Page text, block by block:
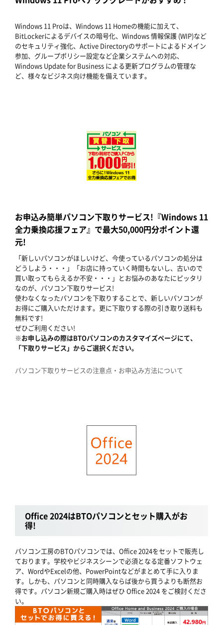
Windows 11 Proは、Windows 11 Homeの機能に加えて、
BitLockerによるデバイスの暗号化、Windows 情報保護 (WIP)など
のセキュリティ強化、Active Directoryのサポートによるドメイン
参加、グループポリシー設定など企業システムへの対応、
Windows Update for Business による更新プログラムの管理な
ど、様々なビジネス向け機能を備えています。
お申込み簡単パソコン下取りサービス!『Windows 11
全力乗換応援フェア』で最大50,000円分ポイント還
元!
「新しいパソコンがほしいけど、今使っているパソコンの処分は
どうしよう・・・」「お店に持っていく時間もないし、古いので
買い取ってもらえるか不安・・・」とお悩みのあなたにピッタリ
なのが、パソコン下取りサービス!
使わなくなったパソコンを下取りすることで、新しいパソコンが
お得にご購入いただけます。更に下取りする際の引き取り送料も
無料です!
ぜひご利用ください!
※お申し込みの際はBTOパソコンのカスタマイズページにて、
「下取りサービス」からご選択ください。
パソコン下取りサービスの注意点・お申込み方法について
Office 2024はBTOパソコンとセット購入がお
得!
パソコン工房のBTOパソコンでは、Office 2024をセットで販売し
ております。学校やビジネスシーンで必須となる定番ソフトウェ
ア、WordやExcelの他、PowerPointなどがまとめて手に入りま
す。しかも、パソコンと同時購入ならば後から買うよりも断然お
得です。パソコン新規ご購入時はぜひ Office 2024 をご検討くださ
い。